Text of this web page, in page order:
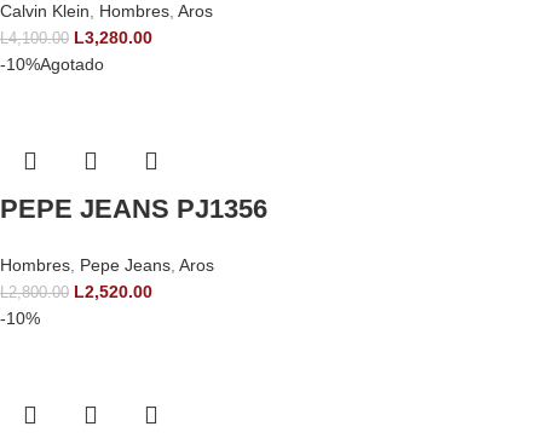
Calvin Klein Hombres Aros
L4,100.00 L3,280.00
-10%Agotado
PEPE JEANS PJ1356
Hombres Pepe Jeans Aros
L2,800.00 L2,520.00
-10%